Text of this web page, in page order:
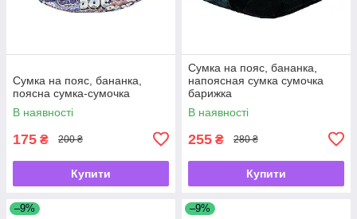
Сумка на пояс, бананка,
поясна сумка-сумочка
В наявності
175 ₴ 200 ₴
Купити
Сумка на пояс, бананка,
напоясная сумка сумочка
барижка
В наявності
255 ₴ 280 ₴
Купити
–9% –9%